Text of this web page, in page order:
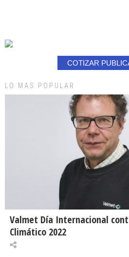
COTIZAR
LO MAS POPULAR
Valmet Día Internacional
Climático 2022